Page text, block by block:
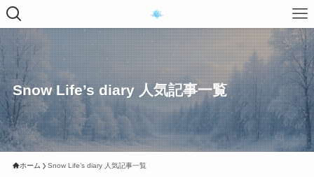
Snow Life’s diary 人気記事一覧
ホーム Snow Life’s diary 人気記事一覧